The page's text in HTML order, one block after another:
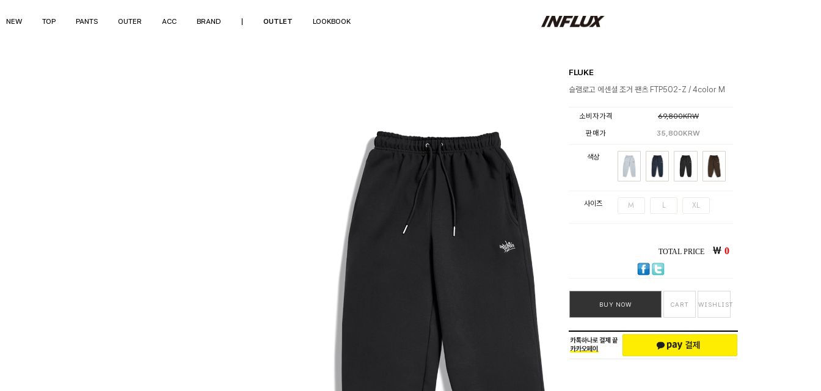
NEW TOP PANTS OUTER ACC BRAND OUTLET LOOKBOOK
FLUKE
슬램로고 에센셜 조거 팬츠 FTP502-Z / 4color M
소비자가격
69,800KRW
판매가
35,800KRW
색상
사이즈 M L XL
TOTAL PRICE ￦ 0
BUY NOW CART WISHLIST